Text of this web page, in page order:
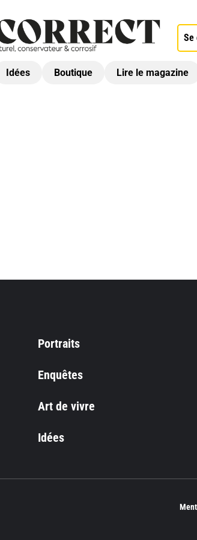
Se
Idées Boutique Lire le magazine
Portraits
Enquêtes
Art de vivre
Idées